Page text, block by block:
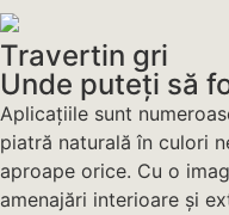
Travertin gri
Unde puteți să
Aplicațiile sunt
piatră naturală în culori
aproape orice. Cu o
amenajări interioare și